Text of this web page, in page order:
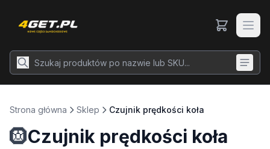
Strona główna Sklep Czujnik prędkości koła
🛞Czujnik prędkości koła